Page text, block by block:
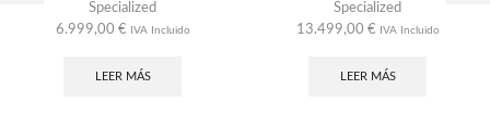
Specialized
6.999,00 € IVA Incluido
LEER MÁS
Specialized
13.499,00 € IVA Incluido
LEER MÁS